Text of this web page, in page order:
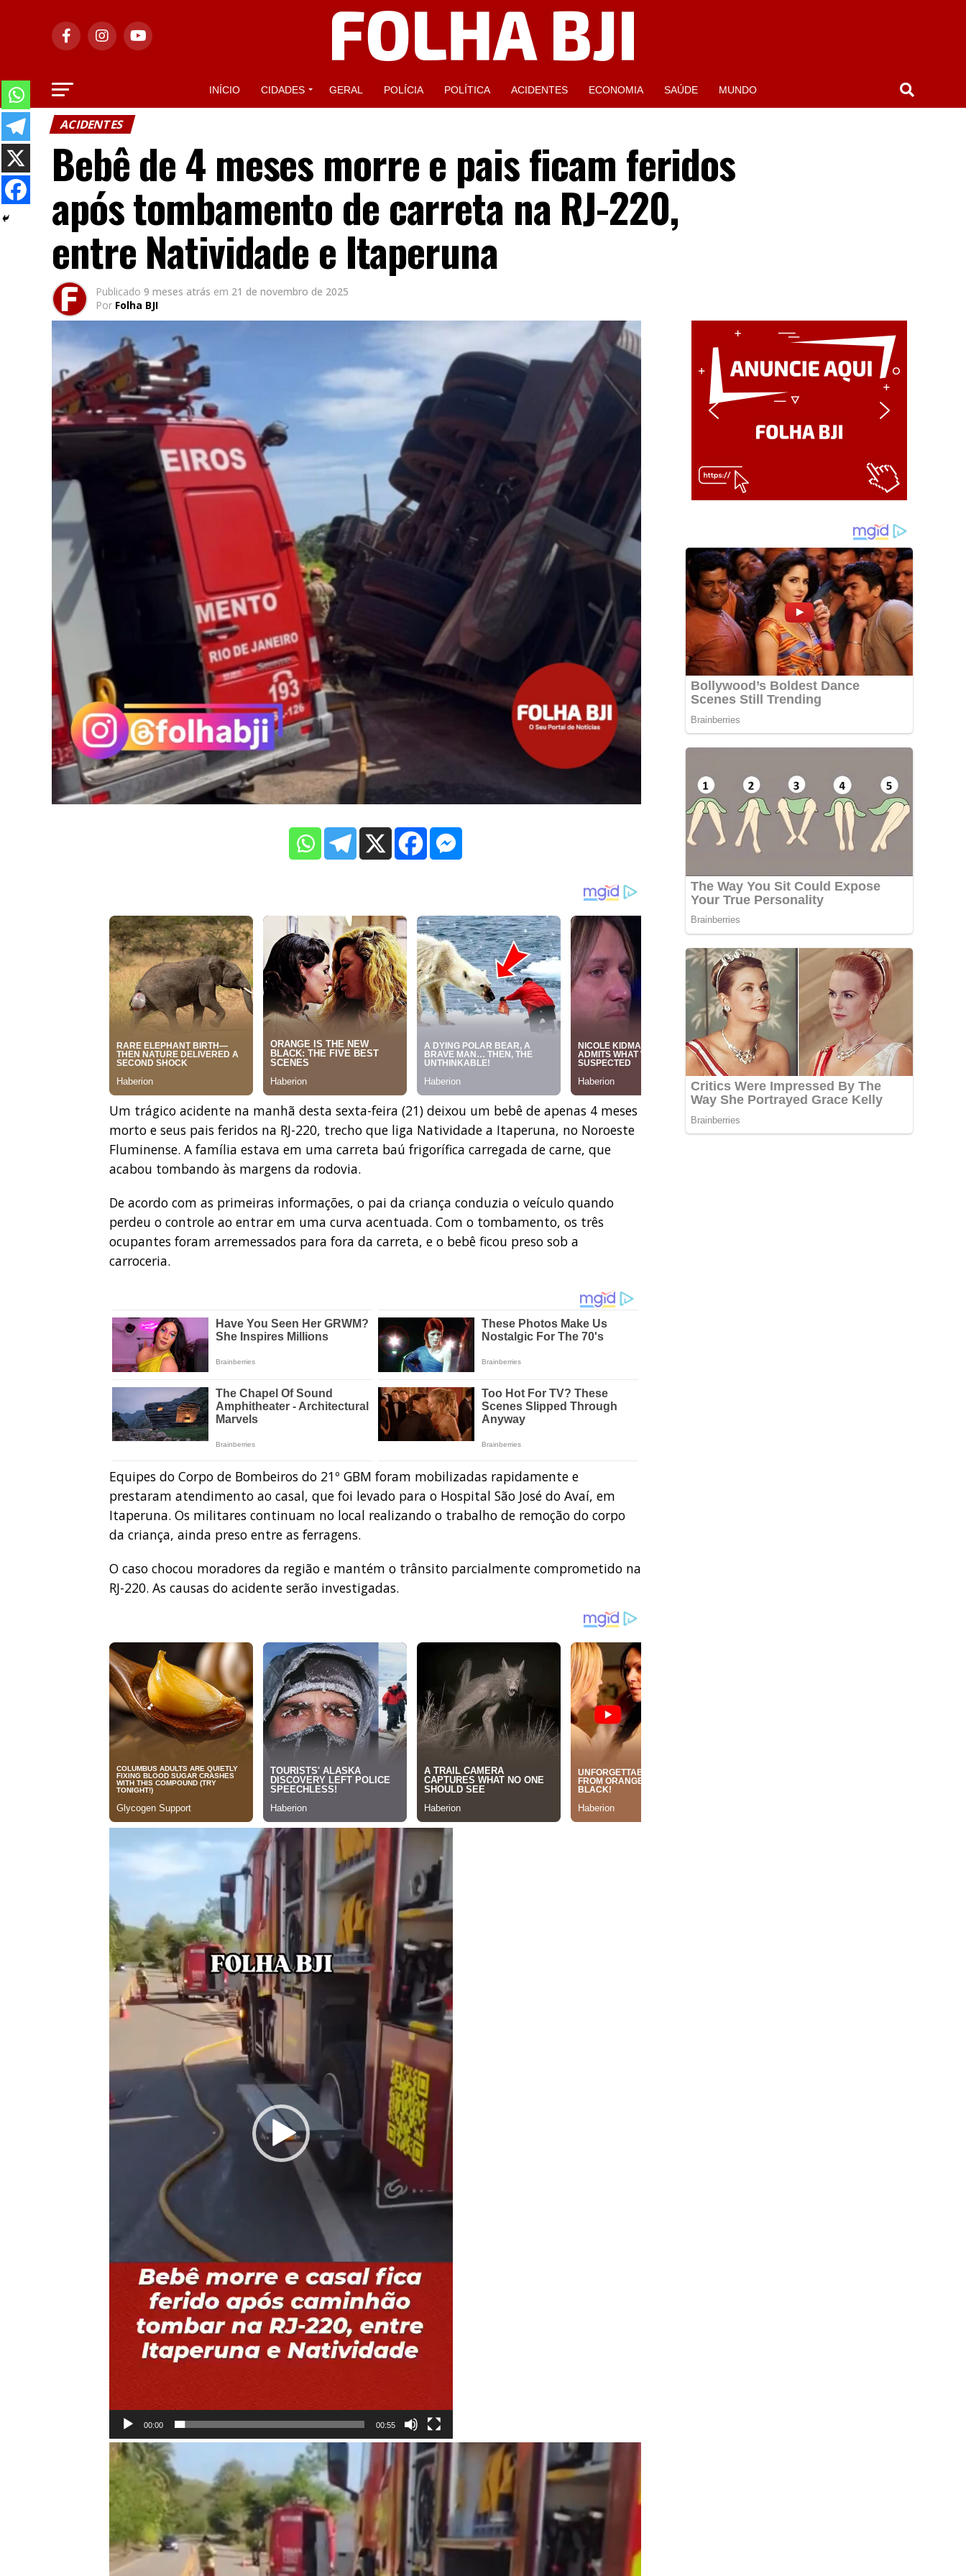
INÍCIO CIDADES GERAL POLÍCIA POLÍTICA ACIDENTES ECONOMIA SAÚDE MUNDO
ACIDENTES
Bebê de 4 meses morre e pais ficam feridos
após tombamento de carreta na RJ-220,
entre Natividade e Itaperuna
Publicado 9 meses atrás em 21 de novembro de 2025
Por Folha BJI
Um trágico acidente na manhã desta sexta-feira (21) deixou um bebê de apenas 4 meses
morto e seus pais feridos na RJ-220, trecho que liga Natividade a Itaperuna, no Noroeste
Fluminense. A família estava em uma carreta baú frigorífica carregada de carne, que
acabou tombando às margens da rodovia.
De acordo com as primeiras informações, o pai da criança conduzia o veículo quando
perdeu o controle ao entrar em uma curva acentuada. Com o tombamento, os três
ocupantes foram arremessados para fora da carreta, e o bebê ficou preso sob a
carroceria.
Equipes do Corpo de Bombeiros do 21º GBM foram mobilizadas rapidamente e
prestaram atendimento ao casal, que foi levado para o Hospital São José do Avaí, em
Itaperuna. Os militares continuam no local realizando o trabalho de remoção do corpo
da criança, ainda preso entre as ferragens.
O caso chocou moradores da região e mantém o trânsito parcialmente comprometido na
RJ-220. As causas do acidente serão investigadas.
de
00:00 00:55